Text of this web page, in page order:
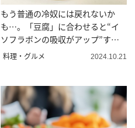
もう普通の冷奴には戻れないか
も…。「豆腐」に合わせると“イ
ソフラボンの吸収がアップ”する
調味料とは？
料理・グルメ 2024.10.21